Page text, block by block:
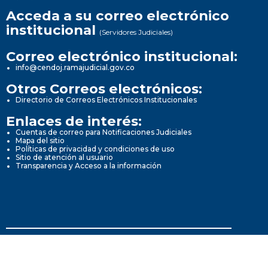
Acceda a su correo electrónico
institucional (Servidores Judiciales)
Correo electrónico institucional:
info@cendoj.ramajudicial.gov.co
Otros Correos electrónicos:
Directorio de Correos Electrónicos Institucionales
Enlaces de interés:
Cuentas de correo para Notificaciones Judiciales
Mapa del sitio
Políticas de privacidad y condiciones de uso
Sitio de atención al usuario
Transparencia y Acceso a la información